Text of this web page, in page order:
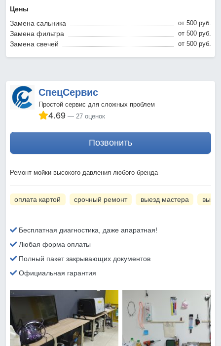
Цены
Замена сальника
от 500 pyб.
Замена фильтра от 500 pyб.
Замена свечей от 500 pyб.
СпецСервис
Простой сервис для сложных проблем
4.69 27 оценок
Позвонить
Ремонт мойки высокого давления любого бренда
оплата картой срочный ремонт выезд мастера
Бесплатная диагностика, даже апаратная!
Любая форма оплаты
Полный пакет закрывающих документов
Официальная гарантия